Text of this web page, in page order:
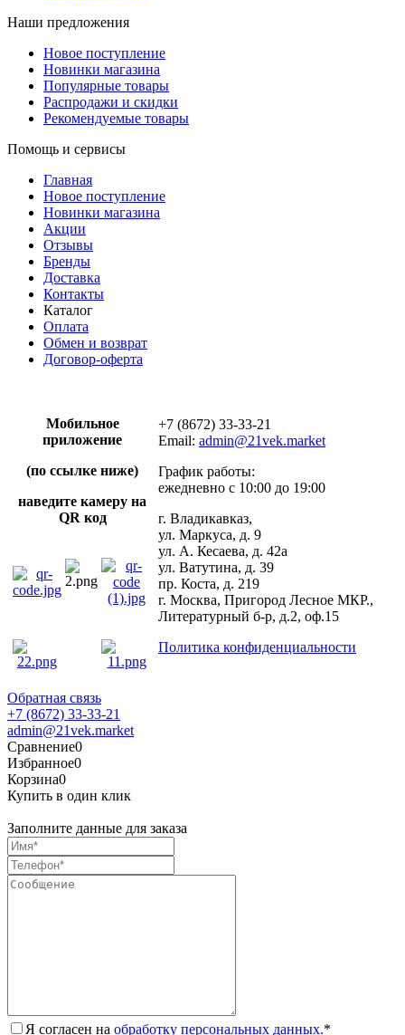
Наши предложения
Новое поступление
Новинки магазина
Популярные товары
Распродажи и скидки
Рекомендуемые товары
Помощь и сервисы
Главная
Новое поступление
Новинки магазина
Акции
Отзывы
Бренды
Доставка
Контакты
Каталог
Оплата
Обмен и возврат
Договор-оферта
Мобильное
приложение
(по ссылке ниже)
наведите камеру на
QR код
+7 (8672) 33-33-21
Email: admin@21vek.market
График работы:
ежедневно с 10:00 до 19:00
г. Владикавказ,
ул. Маркуса, д. 9
ул. А. Кесаева, д. 42а
ул. Ватутина, д. 39
пр. Коста, д. 219
г. Москва, Пригород Лесное МКР.,
Литературный б-р, д.2, оф.15
Политика конфиденциальности
Обратная связь
+7 (8672) 33-33-21
admin@21vek.market
Сравнение0
Избранное0
Корзина0
Купить в один клик
Заполните данные для заказа
Я согласен на обработку персональных данных.*